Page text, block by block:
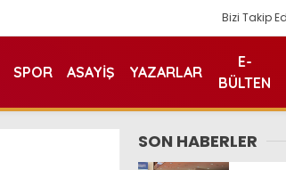
Bizi Takip
SPOR ASAYIŞ YAZARLAR
E-
BÜLTEN
SON HABERLER